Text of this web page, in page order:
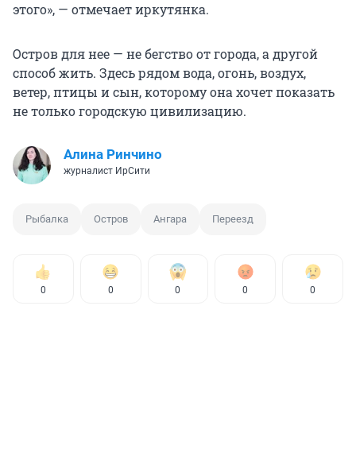
этого», — отмечает иркутянка.
Остров для нее — не бегство от города, а другой
способ жить. Здесь рядом вода, огонь, воздух,
ветер, птицы и сын, которому она хочет показать
не только городскую цивилизацию.
Алина Ринчино
журналист ИрСити
Рыбалка Остров Ангара Переезд
0 0 0 0 0